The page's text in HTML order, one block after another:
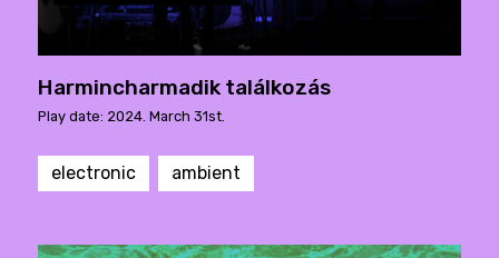
Harmincharmadik találkozás
Play date: 2024. March 31st.
electronic ambient